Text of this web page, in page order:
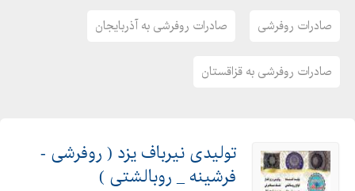
صادرات روفرشی صادرات روفرشی به آذربایجان
صادرات روفرشی به قزاقستان
تولیدی نیرباف یزد ( روفرشی -
فرشینه _ روبالشتی )